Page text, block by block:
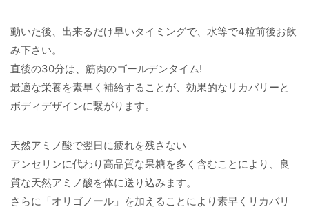
動いた後、出来るだけ早いタイミングで、水等で4粒前後お飲
み下さい。
直後の30分は、筋肉のゴールデンタイム!
最適な栄養を素早く補給することが、効果的なリカバリーと
ボディデザインに繋がります。
天然アミノ酸で翌日に疲れを残さない
アンセリンに代わり高品質な果糖を多く含むことにより、良
質な天然アミノ酸を体に送り込みます。
さらに「オリゴノール」を加えることにより素早くリカバリ